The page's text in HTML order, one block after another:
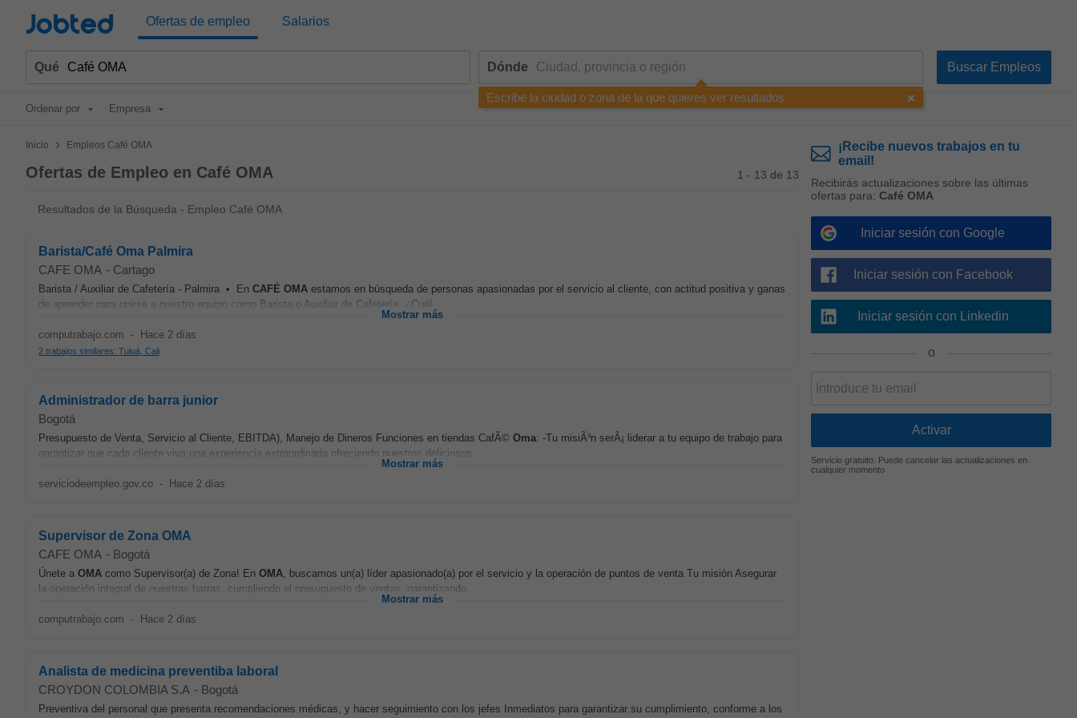
Jobted Ofertas de empleo Salarios
Qué Dónde
Escribe la ciudad o zona de la que quieres ver resultados
Ordenar por Empresa
Inicio > Empleos Café OMA
Ofertas de Empleo en Café OMA 1 - 13 de 13
Resultados de la Búsqueda - Empleo Café OMA
Barista/Café Oma Palmira
CAFE OMA - Cartago
Barista / Auxiliar de Cafetería - Palmira • En CAFÉ OMA estamos en búsqueda de personas apasionadas por el servicio al cliente, con actitud positiva y ganas
de aprender para unirse a nuestro equipo como Barista o Auxiliar de Cafetería. ¿Cuál...
Mostrar más
computrabajo.com - Hace 2 días
2 trabajos similares: Tuluá, Cali
Administrador de barra junior
Bogotá
Presupuesto de Venta, Servicio al Cliente, EBITDA), Manejo de Dineros Funciones en tiendas CafÃ© Oma: -Tu misiÃ³n serÃ¡ liderar a tu equipo de trabajo para
garantizar que cada cliente viva una experiencia extraordinaria ofreciendo nuestros deliciosos...
Mostrar más
serviciodeempleo.gov.co - Hace 2 días
Supervisor de Zona OMA
CAFE OMA - Bogotá
Únete a OMA como Supervisor(a) de Zona! En OMA, buscamos un(a) líder apasionado(a) por el servicio y la operación de puntos de venta Tu misión Asegurar
la operación integral de nuestras barras, cumpliendo el presupuesto de ventas, garantizando...
Mostrar más
computrabajo.com - Hace 2 días
Analista de medicina preventiba laboral
CROYDON COLOMBIA S.A - Bogotá
Preventiva del personal que presenta recomendaciones médicas, y hacer seguimiento con los jefes Inmediatos para garantizar su cumplimiento, conforme a los
¡Recibe nuevos trabajos en tu
email!
Recibirás actualizaciones sobre las últimas
ofertas para: Café OMA
Iniciar sesión con Google
Iniciar sesión con Facebook
Iniciar sesión con Linkedin
o
Servicio gratuito. Puede cancelar las actualizaciones en
cualquier momento